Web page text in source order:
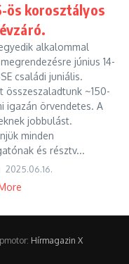
ös korosztályos
alkalommal
június 14-
családi juniális.
összeszaladtunk ~150-
igazán örvendetes. A
jobbulást.
minden
és résztv...
2025.06.16.
Hírmagazin X